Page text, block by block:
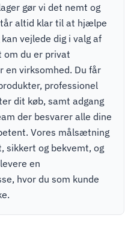
gør vi det nemt og
altid klar til at hjælpe
vejlede dig i valg af
om du er privat
en virksomhed. Du får
professionel
dit køb, samt adgang
der besvarer alle dine
Vores målsætning
sikkert og bekvemt, og
en
hvor du som kunde